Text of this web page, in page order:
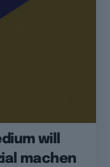
will
machen